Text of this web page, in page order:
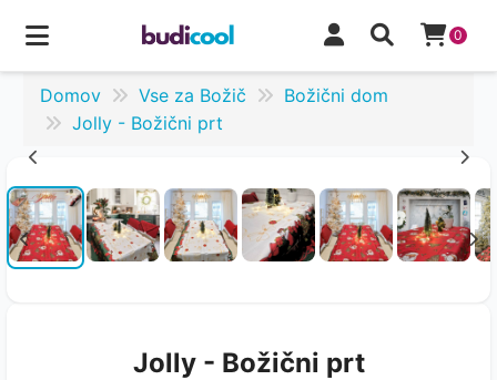
0
Domov Vse za Božič
Božični dom
Jolly - Božični prt
Jolly - Božični prt